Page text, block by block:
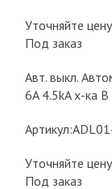
Уточняйте
Под заказ
Авт. выкл.
6A 4.5kA х-ка
Уточняйте
Под заказ